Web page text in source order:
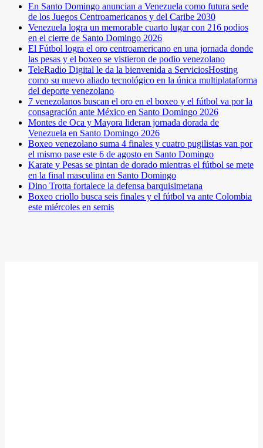
En Santo Domingo anuncian a Venezuela como futura sede
de los Juegos Centroamericanos y del Caribe 2030
Venezuela logra un memorable cuarto lugar con 216 podios
en el cierre de Santo Domingo 2026
El Fútbol logra el oro centroamericano en una jornada donde
las pesas y el boxeo se vistieron de podio venezolano
TeleRadio Digital le da la bienvenida a ServiciosHosting
como su nuevo aliado tecnológico en la única multiplataforma
del deporte venezolano
7 venezolanos buscan el oro en el boxeo y el fútbol va por la
consagración ante México en Santo Domingo 2026
Montes de Oca y Mayora lideran jornada dorada de
Venezuela en Santo Domingo 2026
Boxeo venezolano suma 4 finales y cuatro pugilistas van por
el mismo pase este 6 de agosto en Santo Domingo
Karate y Pesas se pintan de dorado mientras el fútbol se mete
en la final masculina en Santo Domingo
Dino Trotta fortalece la defensa barquisimetana
Boxeo criollo busca seis finales y el fútbol va ante Colombia
este miércoles en semis